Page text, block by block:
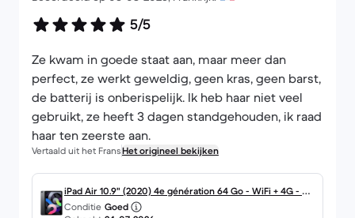
5/5
Ze kwam in goede staat aan, maar meer dan
perfect, ze werkt geweldig, geen kras, geen barst,
de batterij is onberispelijk. Ik heb haar niet veel
gebruikt, ze heeft 3 dagen standgehouden, ik raad
haar ten zeerste aan.
Vertaald uit het FransHet origineel bekijken
iPad Air 10.9" (2020) 4e génération 64 Go - WiFi + 4G - Gri
s Sidéral
Conditie Goed